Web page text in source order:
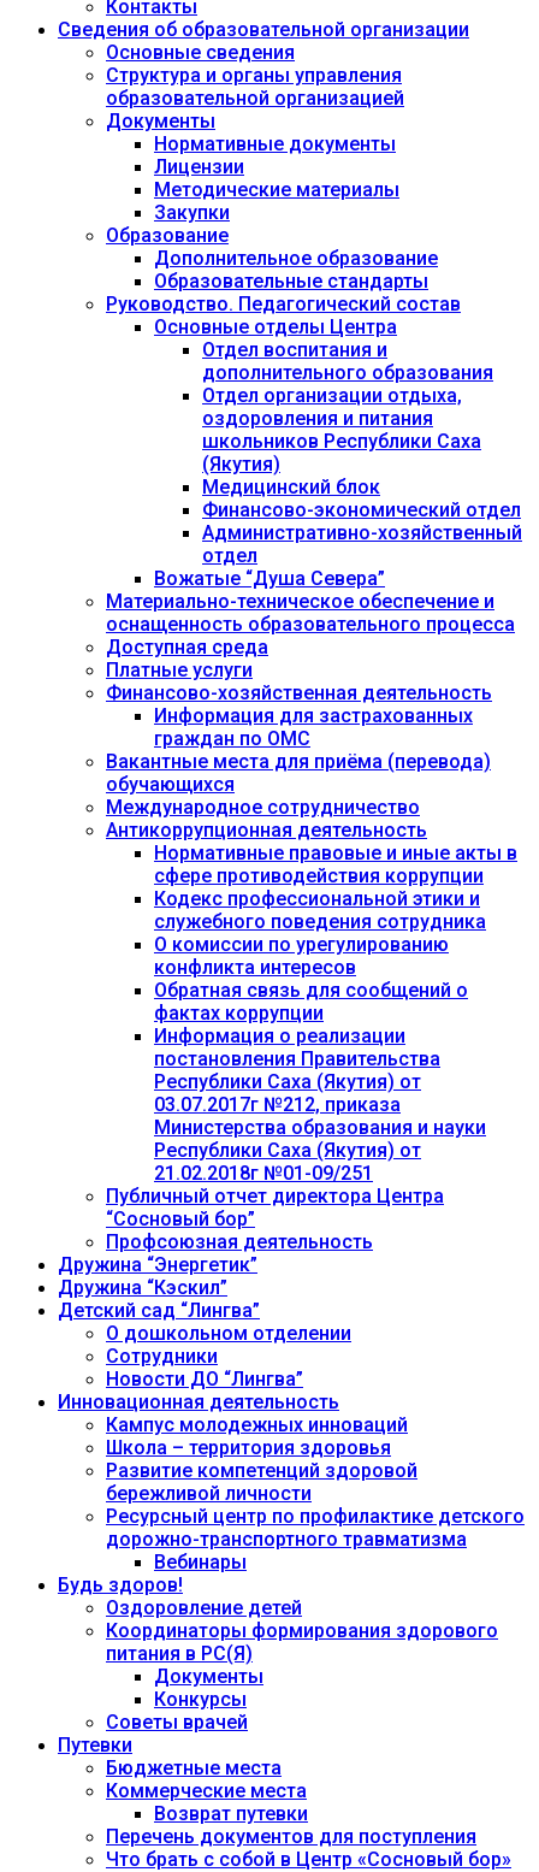
Контакты
Сведения об образовательной организации
Основные сведения
Структура и органы управления
образовательной организацией
Документы
Нормативные документы
Лицензии
Методические материалы
Закупки
Образование
Дополнительное образование
Образовательные стандарты
Руководство. Педагогический состав
Основные отделы Центра
Отдел воспитания и
дополнительного образования
Отдел организации отдыха,
оздоровления и питания
школьников Республики Саха
(Якутия)
Медицинский блок
Финансово-экономический отдел
Административно-хозяйственный
отдел
Вожатые “Душа Севера”
Материально-техническое обеспечение и
оснащенность образовательного процесса
Доступная среда
Платные услуги
Финансово-хозяйственная деятельность
Информация для застрахованных
граждан по ОМС
Вакантные места для приёма (перевода)
обучающихся
Международное сотрудничество
Антикоррупционная деятельность
Нормативные правовые и иные акты в
сфере противодействия коррупции
Кодекс профессиональной этики и
служебного поведения сотрудника
О комиссии по урегулированию
конфликта интересов
Обратная связь для сообщений о
фактах коррупции
Информация о реализации
постановления Правительства
Республики Саха (Якутия) от
03.07.2017г №212, приказа
Министерства образования и науки
Республики Саха (Якутия) от
21.02.2018г №01-09/251
Публичный отчет директора Центра
“Сосновый бор”
Профсоюзная деятельность
Дружина “Энергетик”
Дружина “Кэскил”
Детский сад “Лингва”
О дошкольном отделении
Сотрудники
Новости ДО “Лингва”
Инновационная деятельность
Кампус молодежных инноваций
Школа – территория здоровья
Развитие компетенций здоровой
бережливой личности
Ресурсный центр по профилактике детского
дорожно-транспортного травматизма
Вебинары
Будь здоров!
Оздоровление детей
Координаторы формирования здорового
питания в РС(Я)
Документы
Конкурсы
Советы врачей
Путевки
Бюджетные места
Коммерческие места
Возврат путевки
Перечень документов для поступления
Что брать с собой в Центр «Сосновый бор»